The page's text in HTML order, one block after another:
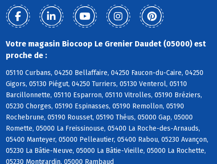
Votre magasin Biocoop Le Grenier Daudet (05000) est
proche de :
05110 Curbans, 04250 Bellaffaire, 04250 Faucon-du-Caire, 04250
Gigors, 05130 Piégut, 04250 Turriers, 05130 Venterol, 05110
Barcillonnette, 05110 Esparron, 05110 Vitrolles, 05190 Bréziers,
05230 Chorges, 05190 Espinasses, 05190 Remollon, 05190
Rochebrune, 05190 Rousset, 05190 Théus, 05000 Gap, 05000
Romette, 05000 La Freissinouse, 05400 La Roche-des-Arnauds,
05400 Manteyer, 05000 Pelleautier, 05400 Rabou, 05230 Avançon,
05230 La Bâtie-Neuve, 05000 La Bâtie-Vieille, 05000 La Rochette,
05230 Montgardin, 05000 Rambaud